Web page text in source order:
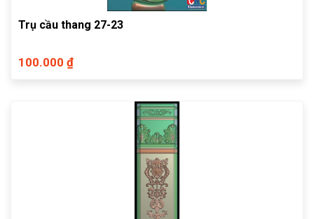
Trụ cầu thang 27-23
100.000 ₫